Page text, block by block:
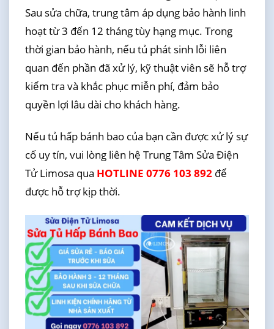
Sau sửa chữa, trung tâm áp dụng bảo hành linh
hoạt từ 3 đến 12 tháng tùy hạng mục. Trong
thời gian bảo hành, nếu tủ phát sinh lỗi liên
quan đến phần đã xử lý, kỹ thuật viên sẽ hỗ trợ
kiểm tra và khắc phục miễn phí, đảm bảo
quyền lợi lâu dài cho khách hàng.
Nếu tủ hấp bánh bao của bạn cần được xử lý sự
cố uy tín, vui lòng liên hệ Trung Tâm Sửa Điện
Tử Limosa qua HOTLINE 0776 103 892để
được hỗ trợ kịp thời.